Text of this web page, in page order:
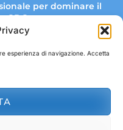
esperienza di navigazione. Accetta
per dominare il
GDO.
abbonamenti@gdodata.it